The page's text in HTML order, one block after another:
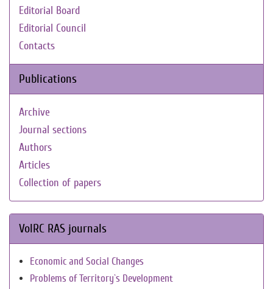
Editorial Board
Editorial Council
Contacts
Publications
Archive
Journal sections
Authors
Articles
Collection of papers
VolRC RAS journals
Economic and Social Changes
Problems of Territory`s Development